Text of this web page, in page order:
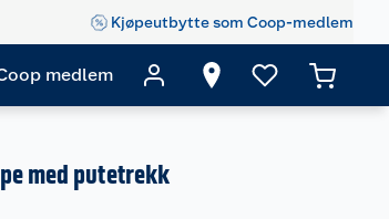
Kjøpeutbytte som Coop-medlem
medlem
med putetrekk